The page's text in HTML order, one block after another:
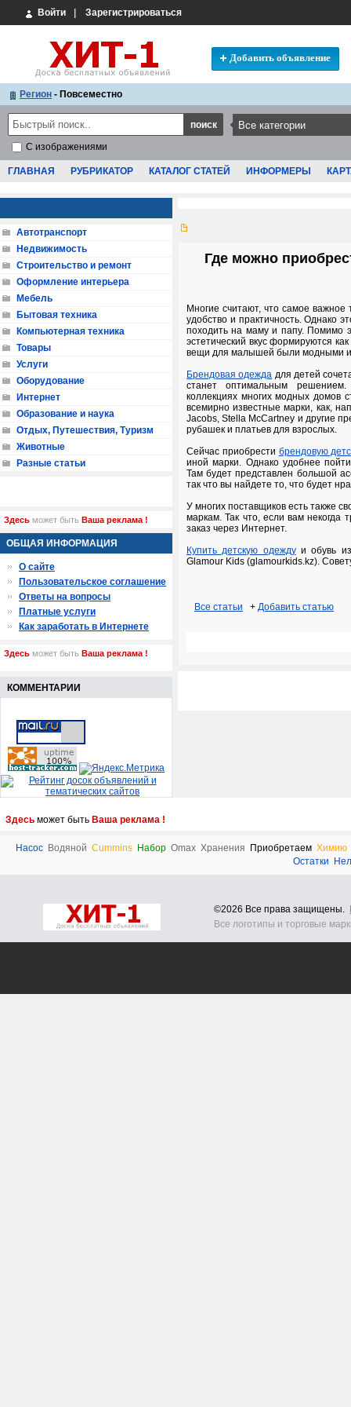
Войти Зарегистрироваться
Добавить объявление
Регион - Повсеместно
С изображениями
ГЛАВНАЯ РУБРИКАТОР КАТАЛОГ СТАТЕЙ ИНФОРМЕРЫ
Где можно
Многие считают, что самое
удобство и практичность. Однако
походить на маму и папу. Помимо
эстетический вкус формируются
вещи для малышей были модными и
Брендовая одежда для детей
станет оптимальным
коллекциях многих модных домов
всемирно известные марки, как,
Jacobs, Stella McCartney и другие
рубашек и платьев для взрослых.
Сейчас приобрести брендовую
иной марки. Однако удобнее
Там будет представлен большой
так что вы найдете то, что будет
У многих поставщиков есть также
маркам. Так что, если вам некогда
заказ через Интернет.
Купить детскую одеждуи обувь
Glamour Kids (glamourkids.kz).
Все статьи + Добавить статью
Автотранспорт
Недвижимость
Строительство и ремонт
Оформление интерьера
Мебель
Бытовая техника
Компьютерная техника
Товары
Услуги
Оборудование
Интернет
Образование и наука
Отдых, Путешествия, Туризм
Животные
Разные статьи
Здесь может быть Ваша реклама !
ОБЩАЯ ИНФОРМАЦИЯ
О сайте
Пользовательское соглашение
Ответы на вопросы
Платные услуги
Как заработать в Интернете
Здесь может быть Ваша реклама !
КОММЕНТАРИИ
Здесь может быть Ваша реклама !
Насос Водяной Cummins Набор Omax Хранения Приобретаем Химию
Остатки
©2026 Все права защищены.
Все логотипы и торговые